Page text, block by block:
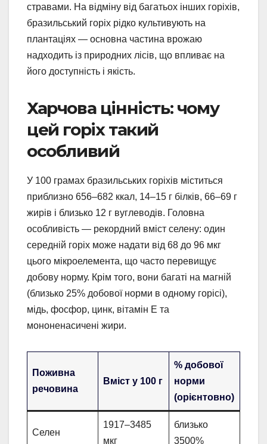
стравами. На відміну від багатьох інших горіхів,
бразильський горіх рідко культивують на
плантаціях — основна частина врожаю
надходить із природних лісів, що впливає на
його доступність і якість.
Харчова цінність: чому
цей горіх такий
особливий
У 100 грамах бразильських горіхів міститься
приблизно 656–682 ккал, 14–15 г білків, 66–69 г
жирів і близько 12 г вуглеводів. Головна
особливість — рекордний вміст селену: один
середній горіх може надати від 68 до 96 мкг
цього мікроелемента, що часто перевищує
добову норму. Крім того, вони багаті на магній
(близько 25% добової норми в одному горісі),
мідь, фосфор, цинк, вітамін Е та
мононенасичені жири.
Поживна
речовина
Вміст у 100 г
% добової
норми
(орієнтовно)
Селен
1917–3485
мкг
близько
3500%